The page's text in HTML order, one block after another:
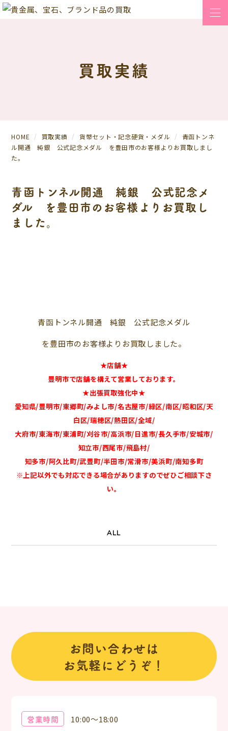
買取実績
HOME 買取実績 貨幣セット・記念硬貨・メダル
青函トンネ
ル開通 純銀 公式記念メダル を豊田市のお客様よりお買取しまし
た。
青函トンネル開通 純銀 公式記念メ
ダル を豊田市のお客様よりお買取し
ました。
青函トンネル開通 純銀 公式記念メダル
を豊田市のお客様よりお買取しました。
★店舗★
豊明市で店舗を構えて営業しております。
★出張買取強化中★
愛知県/豊明市/東郷町/みよし市/名古屋市/緑区/南区/昭和区/天
白区/瑞穂区/熱田区/全域/
大府市/東海市/東浦町/刈谷市/高浜市/日進市/長久手市/安城市/
知立市/西尾市/飛島村/
知多市/阿久比町/武豊町/半田市/常滑市/美浜町/南知多町
※上記以外でも対応できる場合がありますのでぜひご相談下さ
い。
ALL
お問い合わせは
お気軽にどうぞ！
営業時間
10:00～18:00